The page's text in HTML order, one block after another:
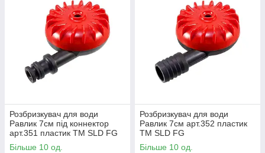
Розбризкувач для води
Равлик 7см під коннектор
арт.351 пластик ТМ SLD FG
Більше 10 од.
Розбризкувач для води
Равлик 7см арт.352 пластик
ТМ SLD FG
Більше 10 од.